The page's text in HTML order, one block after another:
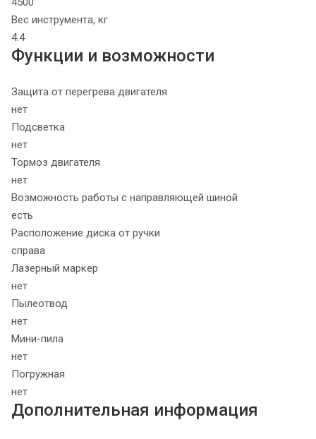
Вес инструмента, кг
4.4
Функции и возможности
Защита от перегрева двигателя
нет
Подсветка
нет
Тормоз двигателя
нет
Возможность работы с направляющей шиной
есть
Расположение диска от ручки
справа
Лазерный маркер
нет
Пылеотвод
нет
Мини-пила
нет
Погружная
нет
Дополнительная информация